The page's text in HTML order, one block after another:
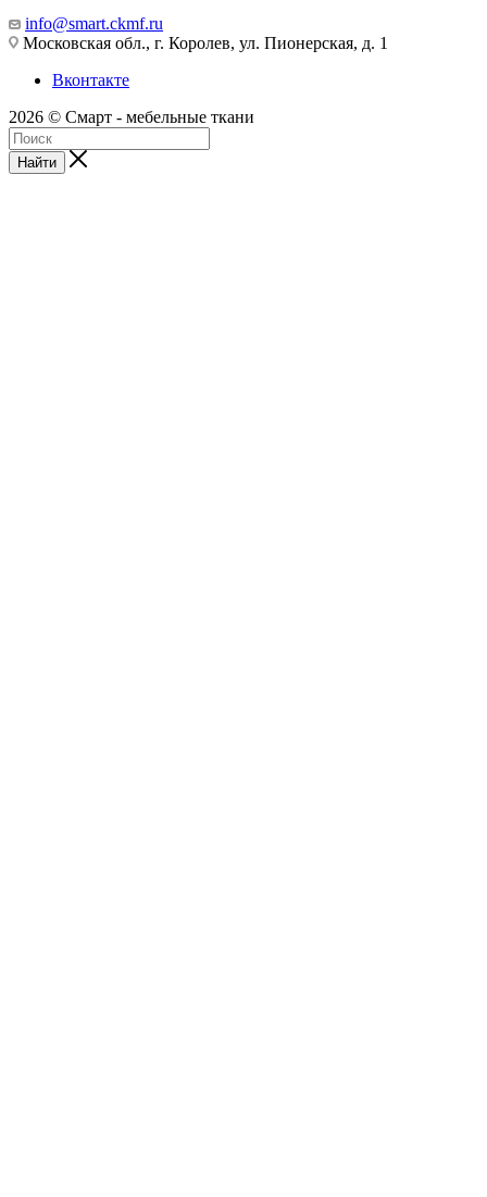
info@smart.ckmf.ru
Московская обл., г. Королев, ул. Пионерская, д. 1
Вконтакте
2026 © Смарт - мебельные ткани
Найти